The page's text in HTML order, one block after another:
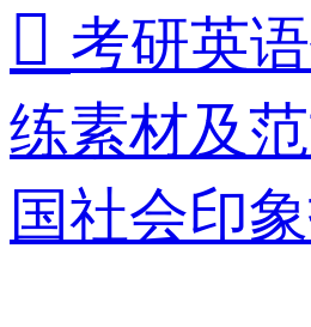
 考研英
练素材及
国社会印